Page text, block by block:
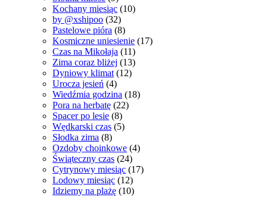
Kochany miesiąc (10)
by @xshipoo (32)
Pastelowe pióra (8)
Kosmiczne uniesienie (17)
Czas na Mikołaja (11)
Zima coraz bliżej (13)
Dyniowy klimat (12)
Urocza jesień (4)
Wiedźmia godzina (18)
Pora na herbatę (22)
Spacer po lesie (8)
Wędkarski czas (5)
Słodka zima (8)
Ozdoby choinkowe (4)
Świąteczny czas (24)
Cytrynowy miesiąc (17)
Lodowy miesiąc (12)
Idziemy na plażę (10)